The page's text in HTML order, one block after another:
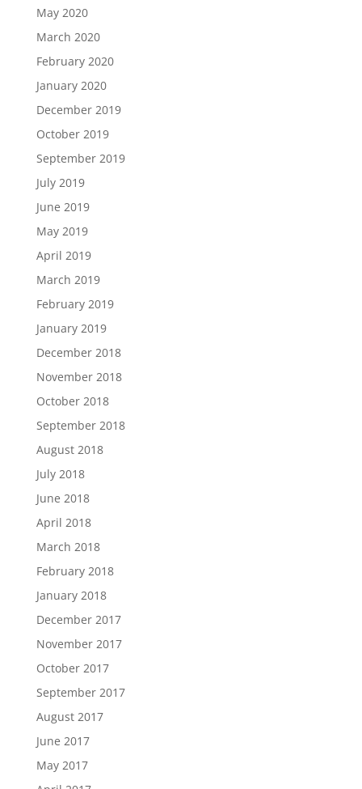
May 2020
March 2020
February 2020
January 2020
December 2019
October 2019
September 2019
July 2019
June 2019
May 2019
April 2019
March 2019
February 2019
January 2019
December 2018
November 2018
October 2018
September 2018
August 2018
July 2018
June 2018
April 2018
March 2018
February 2018
January 2018
December 2017
November 2017
October 2017
September 2017
August 2017
June 2017
May 2017